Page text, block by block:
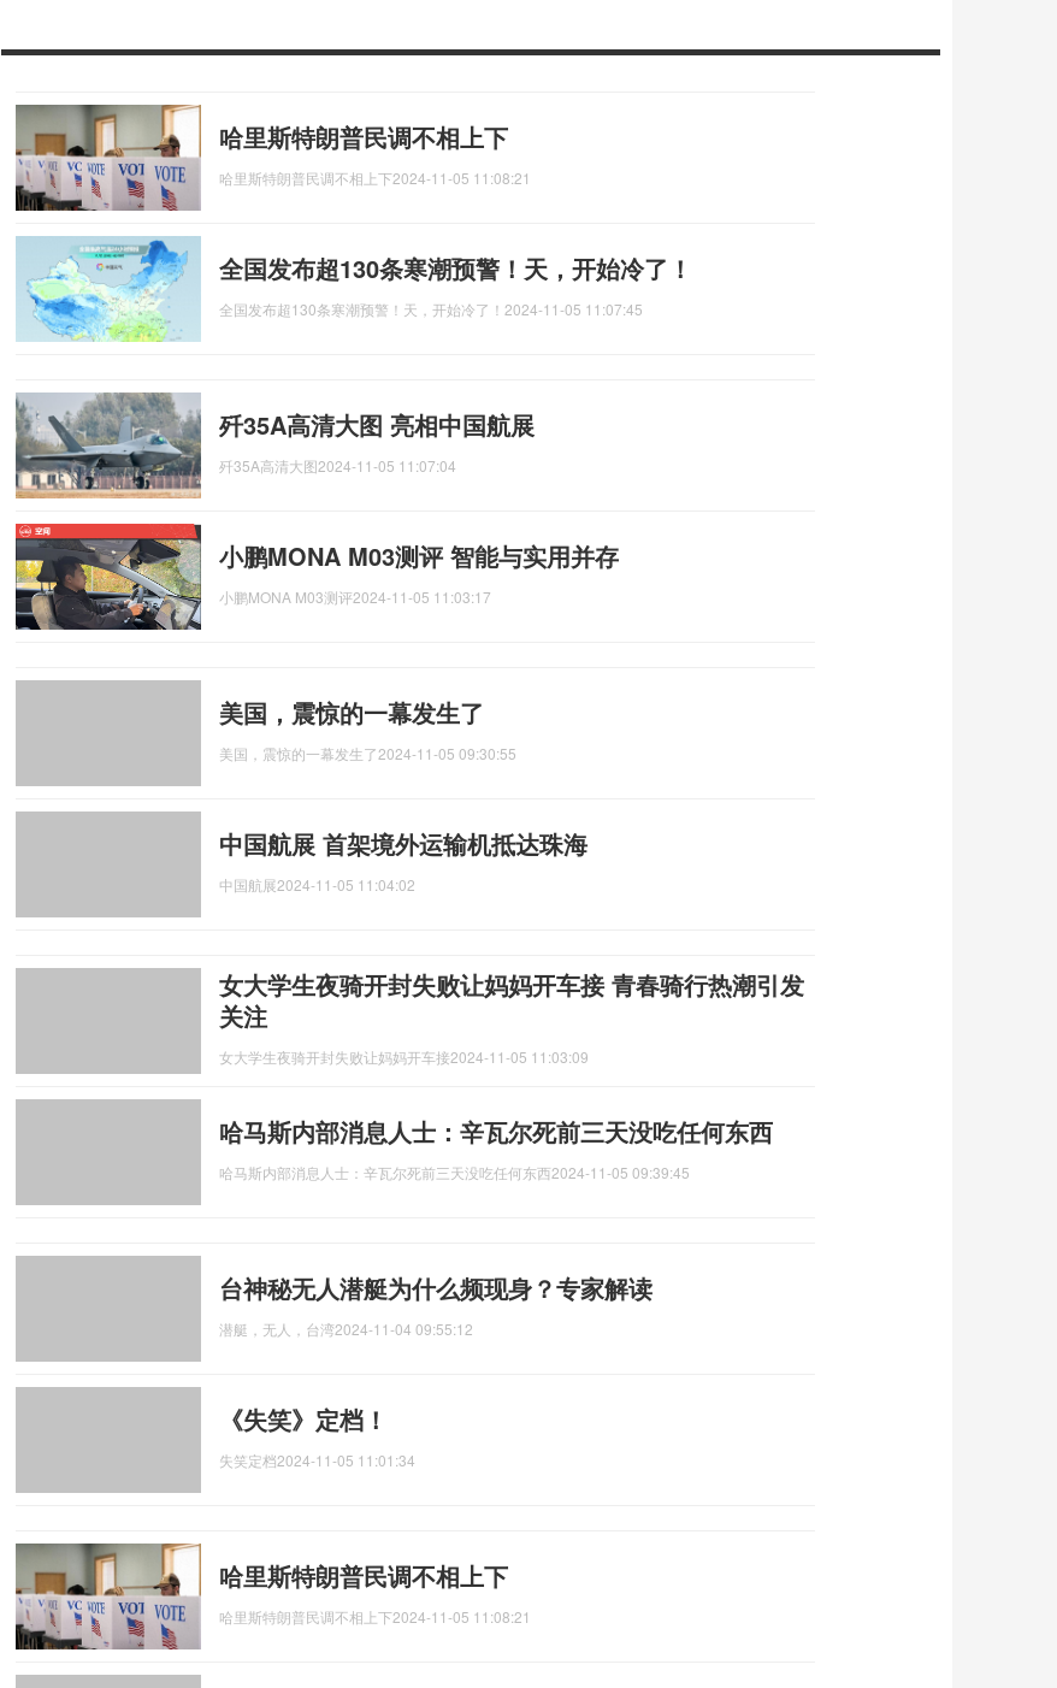
哈里斯特朗普民调不相上下
哈里斯特朗普民调不相上下2024-11-05 11:08:21
全国发布超130条寒潮预警！天，开始冷了！
全国发布超130条寒潮预警！天，开始冷了！ 2024-11-05 11:07:45
歼35A高清大图 亮相中国航展
歼35A高清大图2024-11-05 11:07:04
小鹏MONA M03测评 智能与实用并存
小鹏MONA M03测评2024-11-05 11:03:17
美国，震惊的一幕发生了
美国，震惊的一幕发生了2024-11-05 09:30:55
中国航展 首架境外运输机抵达珠海
中国航展2024-11-05 11:04:02
女大学生夜骑开封失败让妈妈开车接 青春骑行热潮引发
关注
女大学生夜骑开封失败让妈妈开车接2024-11-05 11:03:09
哈马斯内部消息人士：辛瓦尔死前三天没吃任何东西
哈马斯内部消息人士：辛瓦尔死前三天没吃任何东西2024-11-05 09:39:45
台神秘无人潜艇为什么频现身？专家解读
潜艇，无人，台湾2024-11-04 09:55:12
《失笑》定档！
失笑定档2024-11-05 11:01:34
哈里斯特朗普民调不相上下
哈里斯特朗普民调不相上下2024-11-05 11:08:21